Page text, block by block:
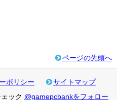
ページの先頭へ
ポリシー
サイトマップ
ック @gamepcbankをフォロー